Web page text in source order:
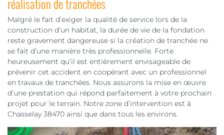
réalisation de tranchées
Malgré le fait d’exiger la qualité de service lors de la
construction d’un habitat, la durée de vie de la fondation
reste gravement dangereuse si la création de tranchée ne
se fait d’une manière très professionnelle. Forte
heureusement qu’il est entièrement envisageable de
prévenir cet accident en coopérant avec un professionnel
en travaux de tranchées. Nous assurons la mise en œuvre
d’une prestation qui répond parfaitement à votre prochain
projet pour le terrain. Notre zone d’intervention est à
Chasselay 38470 ainsi que dans tous les environs.